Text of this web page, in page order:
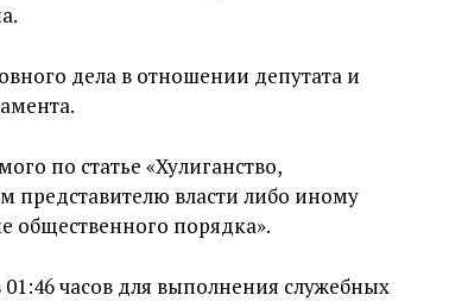
дела в отношении депутата и
по статье «Хулиганство,
представителю власти либо иному
общественного порядка».
часов для выполнения служебных